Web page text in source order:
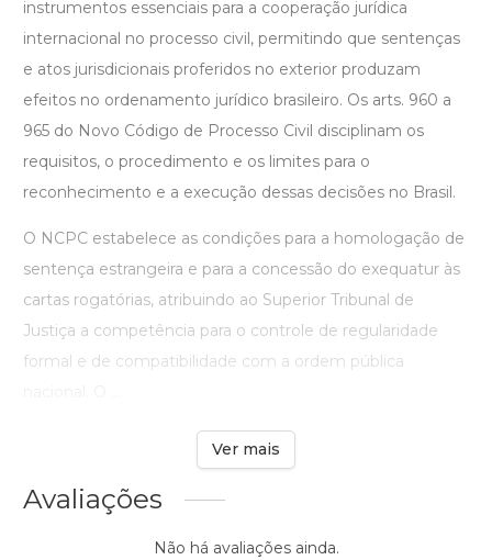
instrumentos essenciais para a cooperação jurídica
internacional no processo civil, permitindo que sentenças
e atos jurisdicionais proferidos no exterior produzam
efeitos no ordenamento jurídico brasileiro. Os arts. 960 a
965 do Novo Código de Processo Civil disciplinam os
requisitos, o procedimento e os limites para o
reconhecimento e a execução dessas decisões no Brasil.
O NCPC estabelece as condições para a homologação de
sentença estrangeira e para a concessão do exequatur às
cartas rogatórias, atribuindo ao Superior Tribunal de
Justiça a competência para o controle de regularidade
formal e de compatibilidade com a ordem pública
Ver mais
Avaliações
Não há avaliações ainda.